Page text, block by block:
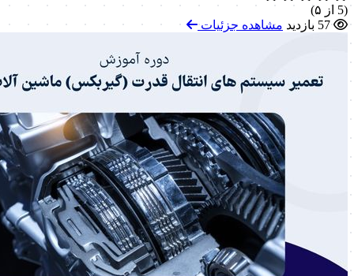
(5 از ۵)
57 بازدید
مشاهده جزئیات